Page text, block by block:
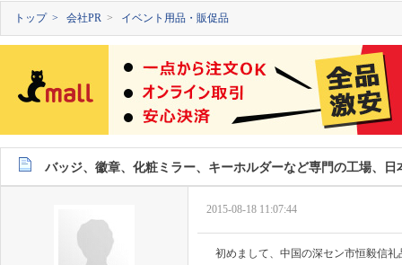
トップ > 会社PR > イベント用品・販促品
バッジ、徽章、化粧ミラー、キーホルダーなど専門の工場、日
2015-08-18 11:07:44
初めまして、中国の深セン市恒毅信